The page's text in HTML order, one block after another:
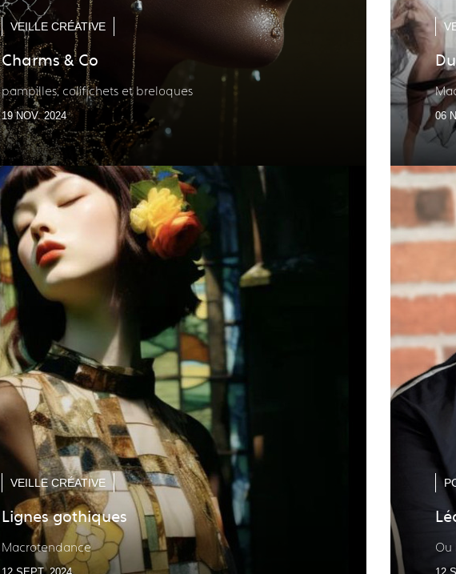
VEILLE CRÉATIVE
Charms & Co
pampilles, colifichets et breloques
19 NOV. 2024 06
VEILLE CRÉATIVE
Lignes gothiques
Macrotendance Ou